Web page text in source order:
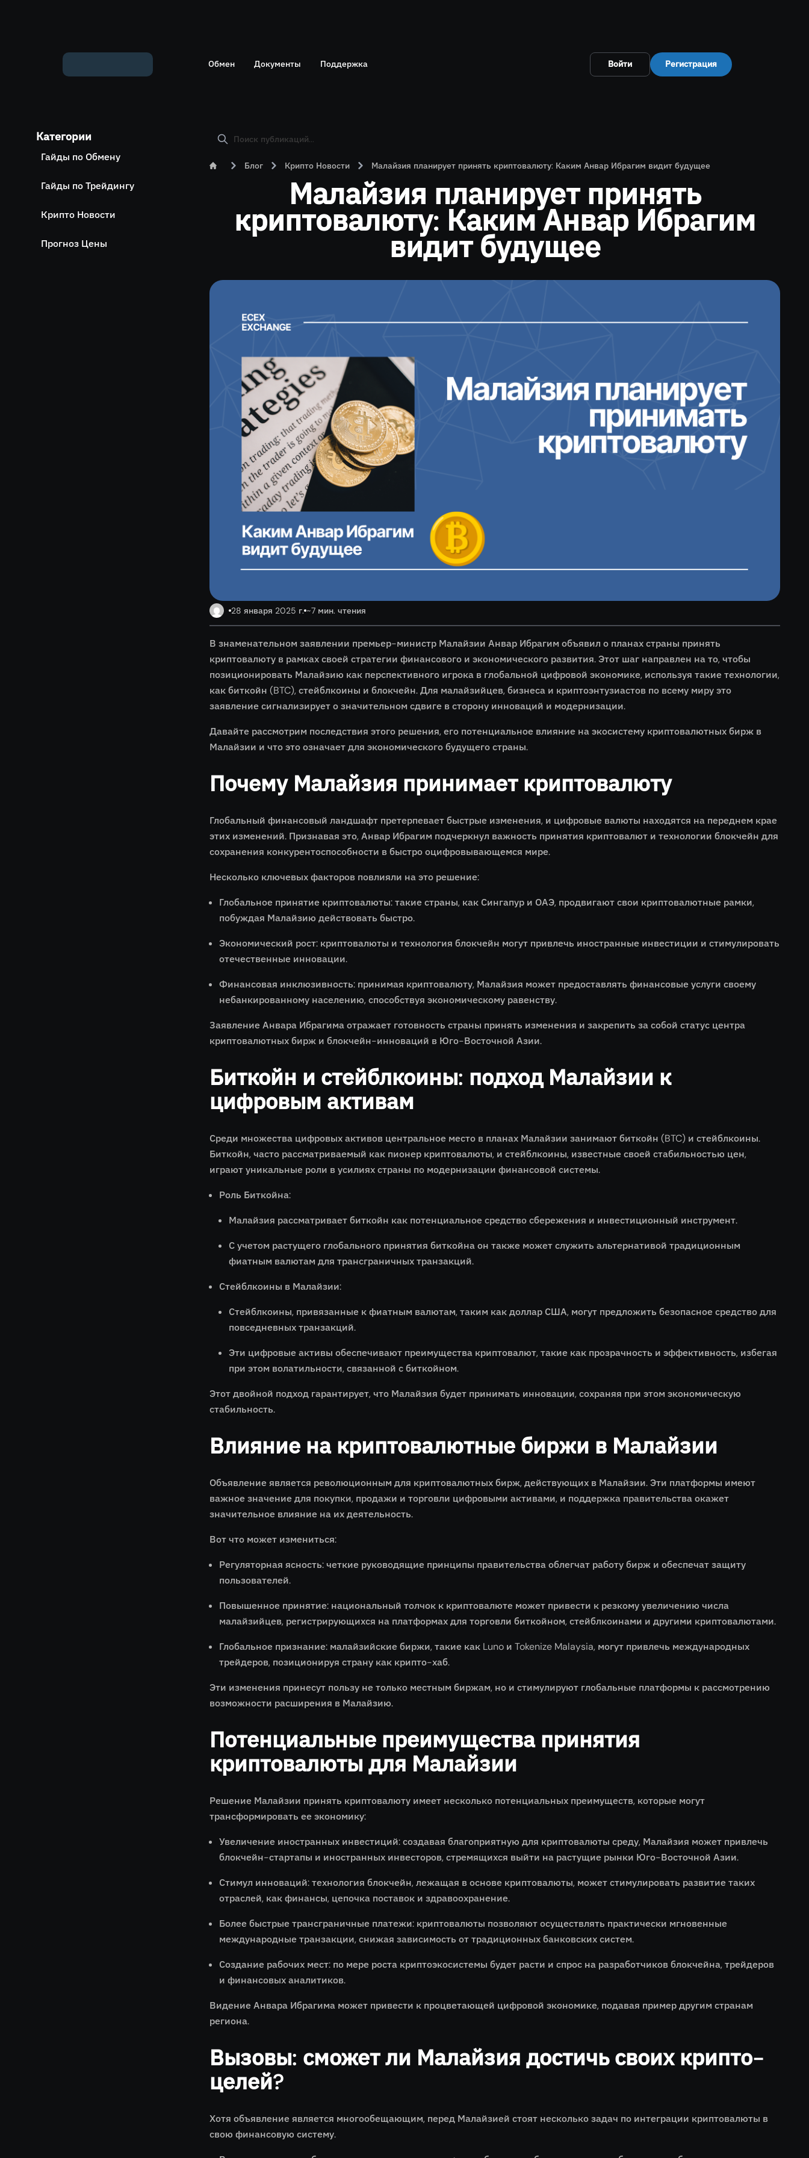
Обмен
Обмен XMR на USDT
Обмен BTC на USDT
Документы
AML политика
Поддержка Войти Регистрация
Категории
Гайды по Обмену
Гайды по Трейдингу
Крипто Новости
Прогноз Цены
Блог Крипто Новости Малайзия планирует принять криптовалюту: Каким Анвар Ибрагим видит будущее
Малайзия планирует принять
криптовалюту: Каким Анвар Ибрагим
видит будущее
28 января 2025 г. ~7 мин. чтения
В знаменательном заявлении премьер-министр Малайзии Анвар Ибрагим объявил о планах страны принять
криптовалюту в рамках своей стратегии финансового и экономического развития. Этот шаг направлен на то, чтобы
позиционировать Малайзию как перспективного игрока в глобальной цифровой экономике, используя такие технологии,
как биткойн (BTC), стейблкоины и блокчейн. Для малайзийцев, бизнеса и криптоэнтузиастов по всему миру это
заявление сигнализирует о значительном сдвиге в сторону инноваций и модернизации.
Давайте рассмотрим последствия этого решения, его потенциальное влияние на экосистему криптовалютных бирж в
Малайзии и что это означает для экономического будущего страны.
Почему Малайзия принимает криптовалюту
Глобальный финансовый ландшафт претерпевает быстрые изменения, и цифровые валюты находятся на переднем крае
этих изменений. Признавая это, Анвар Ибрагим подчеркнул важность принятия криптовалют и технологии блокчейн для
сохранения конкурентоспособности в быстро оцифровывающемся мире.
Несколько ключевых факторов повлияли на это решение:
Глобальное принятие криптовалюты: такие страны, как Сингапур и ОАЭ, продвигают свои криптовалютные рамки,
побуждая Малайзию действовать быстро.
Экономический рост: криптовалюты и технология блокчейн могут привлечь иностранные инвестиции и стимулировать
отечественные инновации.
Финансовая инклюзивность: принимая криптовалюту, Малайзия может предоставлять финансовые услуги своему
небанкированному населению, способствуя экономическому равенству.
Заявление Анвара Ибрагима отражает готовность страны принять изменения и закрепить за собой статус центра
криптовалютных бирж и блокчейн-инноваций в Юго-Восточной Азии.
Биткойн и стейблкоины: подход Малайзии к
цифровым активам
Среди множества цифровых активов центральное место в планах Малайзии занимают биткойн (BTC) и стейблкоины.
Биткойн, часто рассматриваемый как пионер криптовалюты, и стейблкоины, известные своей стабильностью цен,
играют уникальные роли в усилиях страны по модернизации финансовой системы.
Роль Биткойна:
Малайзия рассматривает биткойн как потенциальное средство сбережения и инвестиционный инструмент.
С учетом растущего глобального принятия биткойна он также может служить альтернативой традиционным
фиатным валютам для трансграничных транзакций.
Стейблкоины в Малайзии:
Стейблкоины, привязанные к фиатным валютам, таким как доллар США, могут предложить безопасное средство для
повседневных транзакций.
Эти цифровые активы обеспечивают преимущества криптовалют, такие как прозрачность и эффективность, избегая
при этом волатильности, связанной с биткойном.
Этот двойной подход гарантирует, что Малайзия будет принимать инновации, сохраняя при этом экономическую
стабильность.
Влияние на криптовалютные биржи в Малайзии
Объявление является революционным для криптовалютных бирж, действующих в Малайзии. Эти платформы имеют
важное значение для покупки, продажи и торговли цифровыми активами, и поддержка правительства окажет
значительное влияние на их деятельность.
Вот что может измениться:
Регуляторная ясность: четкие руководящие принципы правительства облегчат работу бирж и обеспечат защиту
пользователей.
Повышенное принятие: национальный толчок к криптовалюте может привести к резкому увеличению числа
малайзийцев, регистрирующихся на платформах для торговли биткойном, стейблкоинами и другими криптовалютами.
Глобальное признание: малайзийские биржи, такие как Luno и Tokenize Malaysia, могут привлечь международных
трейдеров, позиционируя страну как крипто-хаб.
Эти изменения принесут пользу не только местным биржам, но и стимулируют глобальные платформы к рассмотрению
возможности расширения в Малайзию.
Потенциальные преимущества принятия
криптовалюты для Малайзии
Решение Малайзии принять криптовалюту имеет несколько потенциальных преимуществ, которые могут
трансформировать ее экономику:
Увеличение иностранных инвестиций: создавая благоприятную для криптовалюты среду, Малайзия может привлечь
блокчейн-стартапы и иностранных инвесторов, стремящихся выйти на растущие рынки Юго-Восточной Азии.
Стимул инноваций: технология блокчейн, лежащая в основе криптовалюты, может стимулировать развитие таких
отраслей, как финансы, цепочка поставок и здравоохранение.
Более быстрые трансграничные платежи: криптовалюты позволяют осуществлять практически мгновенные
международные транзакции, снижая зависимость от традиционных банковских систем.
Создание рабочих мест: по мере роста криптоэкосистемы будет расти и спрос на разработчиков блокчейна, трейдеров
и финансовых аналитиков.
Видение Анвара Ибрагима может привести к процветающей цифровой экономике, подавая пример другим странам
региона.
Вызовы: сможет ли Малайзия достичь своих крипто-
целей?
Хотя объявление является многообещающим, перед Малайзией стоят несколько задач по интеграции криптовалюты в
свою финансовую систему.